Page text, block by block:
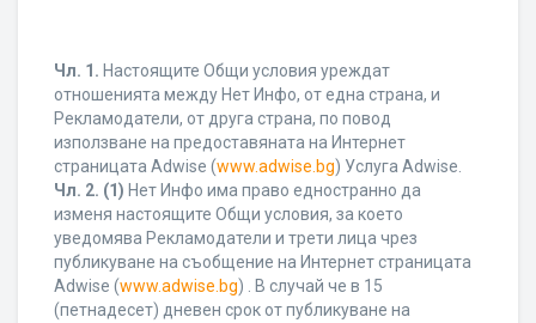
Чл. 1. Настоящите Общи условия уреждат
отношенията между Нет Инфо, от една страна, и
Рекламодатели, от друга страна, по повод
използване на предоставяната на Интернет
страницата Adwise (www.adwise.bg) Услуга Adwise.
Чл. 2. (1) Нет Инфо има право едностранно да
изменя настоящите Общи условия, за което
уведомява Рекламодатели и трети лица чрез
публикуване на съобщение на Интернет страницата
Adwise (www.adwise.bg) . В случай че в 15
(петнадесет) дневен срок от публикуване на